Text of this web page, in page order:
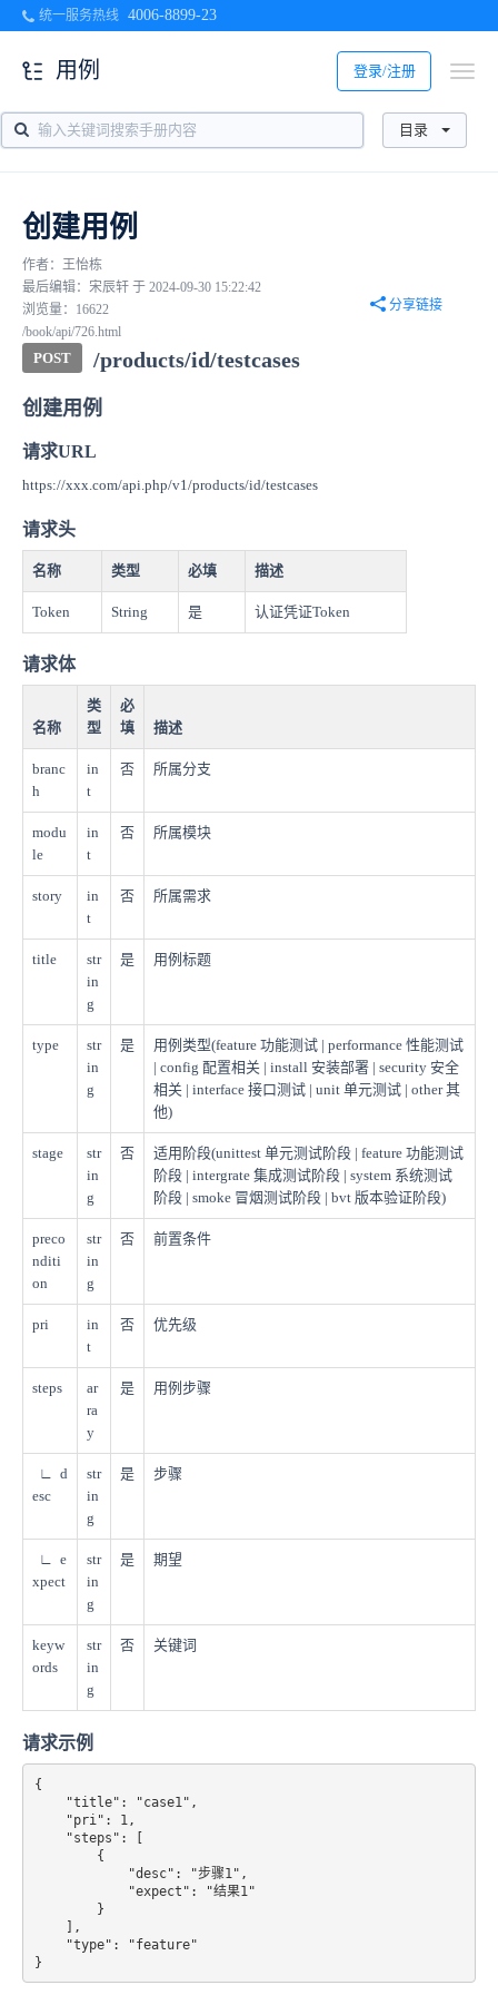
统一服务热线 4006-8899-23
登录/注册
用例
目录
创建用例
作者：王怡栋
最后编辑：宋辰轩 于 2024-09-30 15:22:42
浏览量：16622
分享链接
/book/api/726.html
POST /products/id/testcases
创建用例
请求URL
https://xxx.com/api.php/v1/products/id/testcases
请求头
名称 类型 必填 描述
Token String 是 认证凭证Token
请求体
名称
类
型
必
填
描述
branc
h
in
t
否 所属分支
modu
le
in
t
否 所属模块
story
in
t
否 所属需求
title
str
in
g
是 用例标题
type
str
in
g
是
用例类型(feature 功能测试 | performance 性能测试
| config 配置相关 | install 安装部署 | security 安全
相关 | interface 接口测试 | unit 单元测试 | other 其
他)
stage
str
in
g
否
适用阶段(unittest 单元测试阶段 | feature 功能测试
阶段 | intergrate 集成测试阶段 | system 系统测试
阶段 | smoke 冒烟测试阶段 | bvt 版本验证阶段)
preco
nditi
on
str
in
g
否 前置条件
pri
in
t
否 优先级
steps
ar
ra
y
是 用例步骤
∟ d
esc
str
in
g
是 步骤
∟ e
xpect
str
in
g
是 期望
keyw
ords
str
in
g
否 关键词
请求示例
{
}